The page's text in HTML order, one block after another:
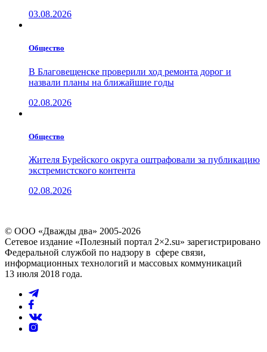
03.08.2026
Общество
В Благовещенске проверили ход ремонта дорог и
назвали планы на ближайшие годы
02.08.2026
Общество
Жителя Бурейского округа оштрафовали за публикацию
экстремистского контента
02.08.2026
© ООО «Дважды два» 2005-2026
Сетевое издание «Полезный портал 2×2.su» зарегистрировано
Федеральной службой по надзору в сфере связи,
информационных технологий и массовых коммуникаций
13 июля 2018 года.